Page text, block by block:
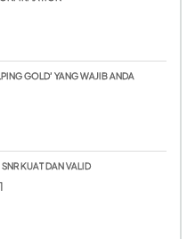
GOLD’ YANG WAJIB ANDA
KUAT DAN VALID